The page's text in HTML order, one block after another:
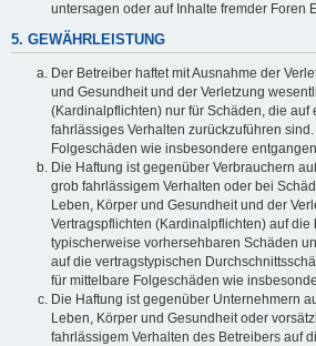
untersagen oder auf Inhalte fremder Foren
5. GEWÄHRLEISTUNG
Der Betreiber haftet mit Ausnahme der
und Gesundheit und der Verletzung
(Kardinalpflichten) nur für Schäden, die auf
fahrlässiges Verhalten zurückzuführen
Folgeschäden wie insbesondere
Die Haftung ist gegenüber Verbrauchern
grob fahrlässigem Verhalten oder bei
Leben, Körper und Gesundheit und der
Vertragspflichten (Kardinalpflichten) auf die
typischerweise vorhersehbaren Schäden
auf die vertragstypischen
für mittelbare Folgeschäden wie
Die Haftung ist gegenüber Unternehmern
Leben, Körper und Gesundheit oder
fahrlässigem Verhalten des Betreibers auf